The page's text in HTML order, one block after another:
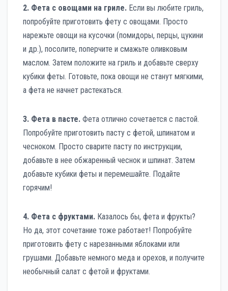
2. Фета с овощами на гриле. Если вы любите гриль,
попробуйте приготовить фету с овощами. Просто
нарежьте овощи на кусочки (помидоры, перцы, цукини
и др.), посолите, поперчите и смажьте оливковым
маслом. Затем положите на гриль и добавьте сверху
кубики феты. Готовьте, пока овощи не станут мягкими,
а фета не начнет растекаться.
3. Фета в пасте. Фета отлично сочетается с пастой.
Попробуйте приготовить пасту с фетой, шпинатом и
чесноком. Просто сварите пасту по инструкции,
добавьте в нее обжаренный чеснок и шпинат. Затем
добавьте кубики феты и перемешайте. Подайте
горячим!
4. Фета с фруктами. Казалось бы, фета и фрукты?
Но да, этот сочетание тоже работает! Попробуйте
приготовить фету с нарезанными яблоками или
грушами. Добавьте немного меда и орехов, и получите
необычный салат с фетой и фруктами.